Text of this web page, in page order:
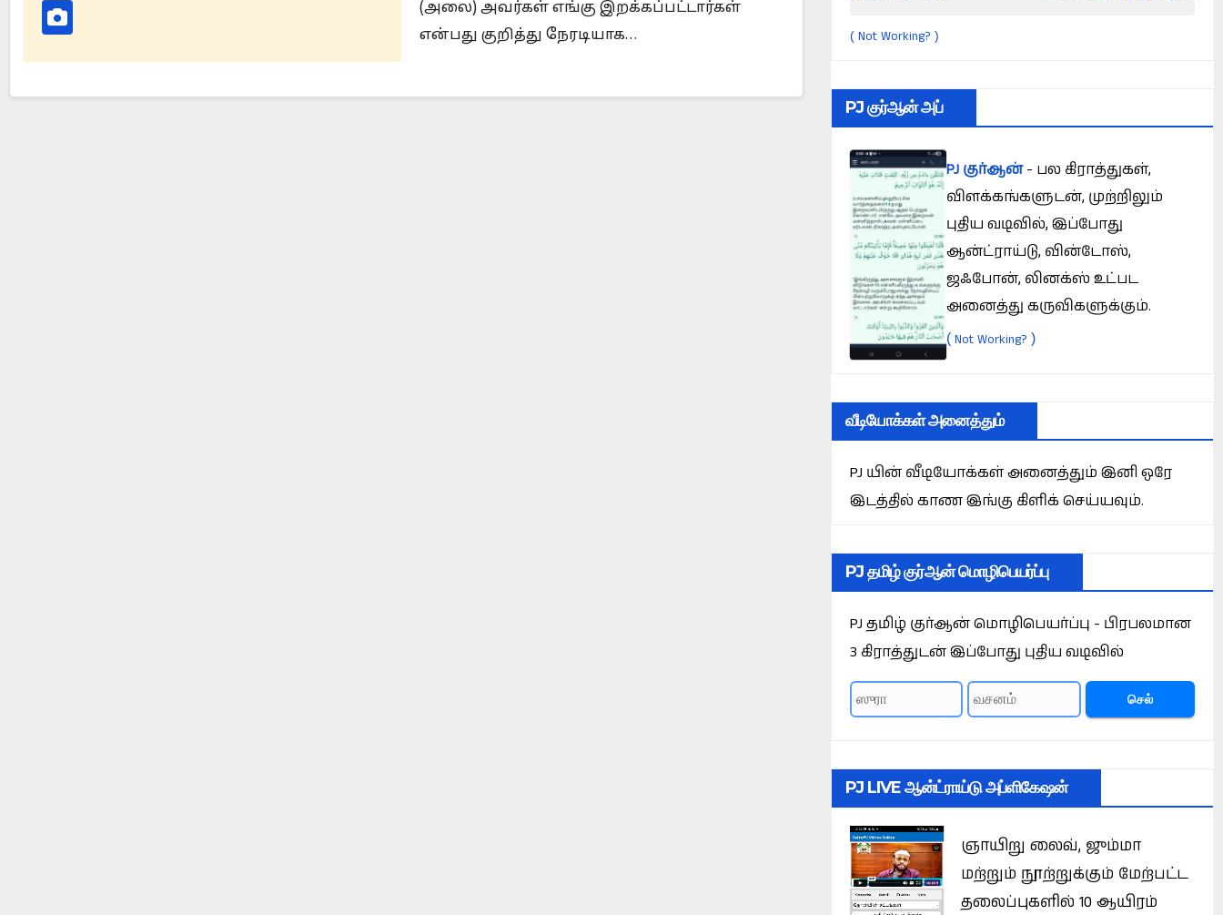
(அலை) அவர்கள் எங்கு இறக்கப்பட்டார்கள்
என்பது குறித்து நேரடியாக…
( Not Working? )
PJ குர்ஆன் அப்
PJ குர்ஆன்- பல கிராத்துகள்,
விளக்கங்களுடன், முற்றிலும்
புதிய வடிவில், இப்போது
ஆன்ட்ராய்டு, வின்டோஸ்,
ஜஃபோன், லினக்ஸ் உட்பட
அனைத்து கருவிகளுக்கும்.
( Not Working? )
வீடியோக்கள் அனைத்தும்
PJ யின் வீடியோக்கள் அனைத்தும் இனி ஒரே
இடத்தில் காண இங்கு கிளிக் செய்யவும்.
PJ தமிழ் குர்ஆன் மொழிபெயர்ப்பு
PJ தமிழ் குர்ஆன் மொழிபெயர்ப்பு - பிரபலமான
3 கிராத்துடன் இப்போது புதிய வடிவில்
செல்
PJ LIVE ஆன்ட்ராய்டு அப்ளிகேஷன்
ஞாயிறு லைவ், ஜும்மா
மற்றும் நூற்றுக்கும் மேற்பட்ட
தலைப்புகளில் 10 ஆயிரம்